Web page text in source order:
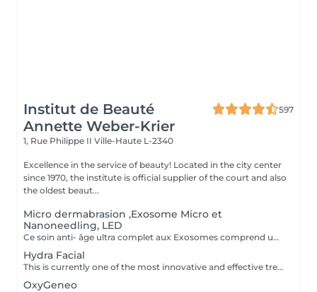
Institut de Beauté
Annette Weber-Krier
597
1, Rue Philippe II Ville-Haute L-2340
Excellence in the service of beauty! Located in the city center
since 1970, the institute is official supplier of the court and also
the oldest beaut...
Micro dermabrasion ,Exosome Micro et
Nanoneedling, LED
Ce soin anti- âge ultra complet aux Exosomes comprend une microdermabrasion, un soin activateur Cold plasma, le microneedling avec des Exosomes, un masque feuille de collagène avec le nanoneedling, pour finaliser encore 15' de luminothérapie. Vous partirez avec votre sérum aux exosomes pour continuer le soin à domicile.
Hydra Facial
This is currently one of the most innovative and effective treatment methods and is absolutely painless. Dead skin cells are gently removed by a combination of mechanical and chemical peelings and impurities are sucked out of the pores. At the same time, the skin is supplied with beneficial, highly potent active ingredients. Collagen growth is stimulated, cell renewal is stimulated and the skin is intensely moisturized. It appears firmer and has a youthful glow. Thanks to the various boosters, every skin situation can be perfectly addressed. In addition to first-class anti-aging treatments, there is the opportunity to purify the skin and make the young, blemish-prone skin appear more even. The listed treatment goals are noticeable and directly visible - without any downtime after the application.
OxyGeneo